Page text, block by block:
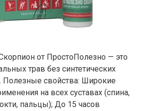
от ПростоПолезно — это
трав без синтетических
Полезные свойства: Широкие
на всех суставах (спина,
пальцы); До 15 часов